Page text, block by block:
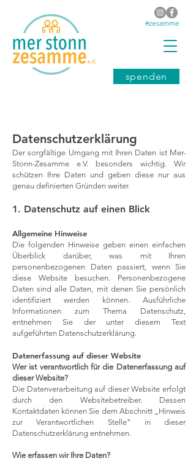
spenden
#zesamme
Datenschutz­erklärung
Der sorgfältige Umgang mit Ihren Daten ist Mer-
Stonn-Zesamme e.V. besonders wichtig. Wir
schützen Ihre Daten und geben diese nur aus
genau definierten Gründen weiter.
1. Datenschutz auf einen Blick
Allgemeine Hinweise
Die folgenden Hinweise geben einen einfachen
Überblick darüber, was mit Ihren
personenbezogenen Daten passiert, wenn Sie
diese Website besuchen. Personenbezogene
Daten sind alle Daten, mit denen Sie persönlich
identifiziert werden können. Ausführliche
Informationen zum Thema Datenschutz,
entnehmen Sie der unter diesem Text
aufgeführten Datenschutzerklärung.
Datenerfassung auf dieser Website
Wer ist verantwortlich für die Datenerfassung auf
dieser Website?
Die Datenverarbeitung auf dieser Website erfolgt
durch den Websitebetreiber. Dessen
Kontaktdaten können Sie dem Abschnitt „Hinweis
zur Verantwortlichen Stelle“ in dieser
Datenschutzerklärung entnehmen.
Wie erfassen wir Ihre Daten?